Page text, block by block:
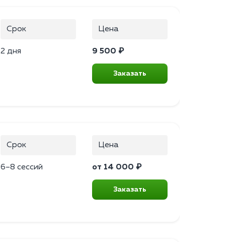
Срок
2 дня
Цена
9 500 ₽
Заказать
Срок
6–8 сессий
Цена
от 14 000 ₽
Заказать